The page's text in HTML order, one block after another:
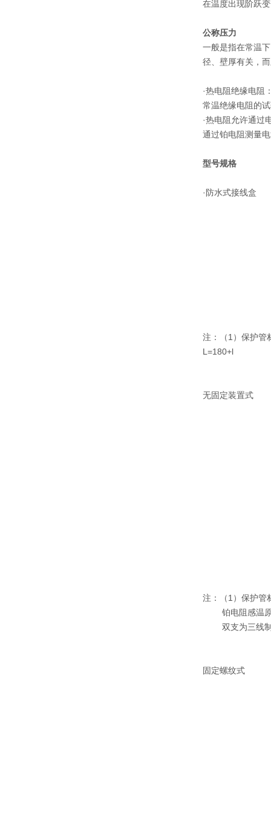
在温度出现阶跃
公称压力
一般是指在常温
径、壁厚有关，
·热电阻绝缘电阻
常温绝缘电阻的
·热电阻允许通过
通过铂电阻测量
型号规格
·防水式接线盒
注：（1）保护管
L=180+l
无固定装置式
注：（1）保护管
铂电阻感温原
双支为三线制
固定螺纹式